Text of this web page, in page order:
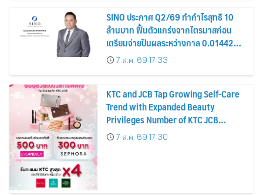
SINO ประกาศ Q2/69 ทำกำไรสุทธิ 10
ล้านบาท ฟื้นตัวแกร่งจากไตรมาสก่อน
เตรียมจ่ายปันผลระหว่างกาล 0.014423
บาทต่อหุ้น ครึ่งปีหลังมุ่งเติบโตต่อเนื่อง
7 ส.ค. 69 17:33
KTC and JCB Tap Growing Self-Care
Trend with Expanded Beauty
Privileges Number of KTC JCB
Cardmembers Spending on
Cosmetics Rises 26%
7 ส.ค. 69 17:30